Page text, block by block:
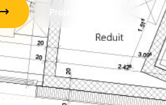
Projekte ansehen